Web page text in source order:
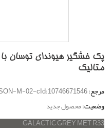
متاليک
مرجع:M-02-cId:10746671546
وضعیت:محصول جدید
GALACTIC GREY MET R33